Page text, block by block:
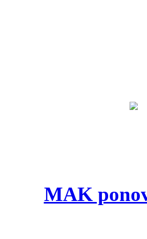
MAK